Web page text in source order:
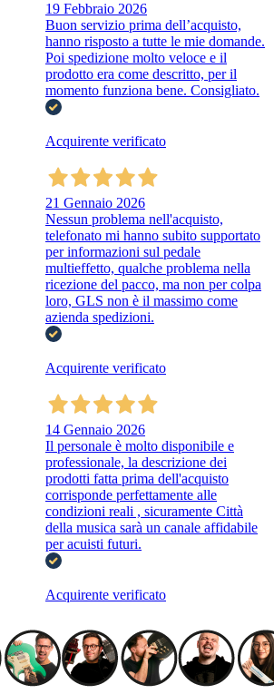
19 Febbraio 2026
Buon servizio prima dell’acquisto,
hanno risposto a tutte le mie domande.
Poi spedizione molto veloce e il
prodotto era come descritto, per il
momento funziona bene. Consigliato.
Acquirente verificato
21 Gennaio 2026
Nessun problema nell'acquisto,
telefonato mi hanno subito supportato
per informazioni sul pedale
multieffetto, qualche problema nella
ricezione del pacco, ma non per colpa
loro, GLS non è il massimo come
azienda spedizioni.
Acquirente verificato
14 Gennaio 2026
Il personale è molto disponibile e
professionale, la descrizione dei
prodotti fatta prima dell'acquisto
corrisponde perfettamente alle
condizioni reali , sicuramente Città
della musica sarà un canale affidabile
per acuisti futuri.
Acquirente verificato